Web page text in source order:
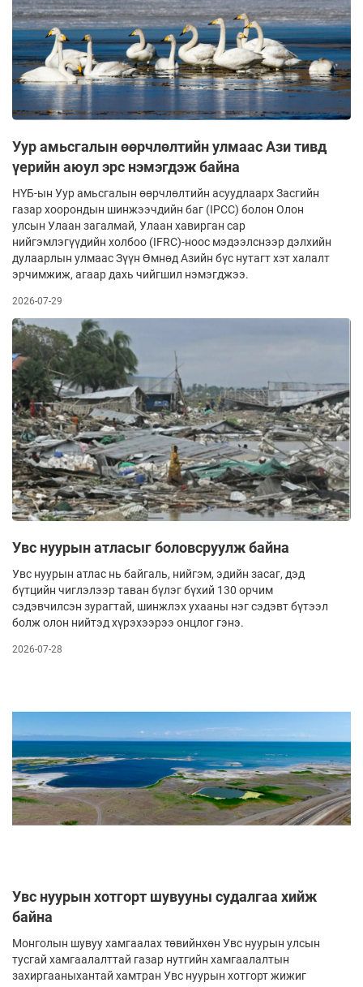
Уур амьсгалын өөрчлөлтийн улмаас Ази тивд
үерийн аюул эрс нэмэгдэж байна
НҮБ-ын Уур амьсгалын өөрчлөлтийн асуудлаарх Засгийн
газар хоорондын шинжээчдийн баг (IPCC) болон Олон
улсын Улаан загалмай, Улаан хавирган сар
нийгэмлэгүүдийн холбоо (IFRC)-ноос мэдээлснээр дэлхийн
дулаарлын улмаас Зүүн Өмнөд Азийн бүс нутагт хэт халалт
эрчимжиж, агаар дахь чийгшил нэмэгджээ.
2026-07-29
Увс нуурын атласыг боловсруулж байна
Увс нуурын атлас нь байгаль, нийгэм, эдийн засаг, дэд
бүтцийн чиглэлээр таван бүлэг бүхий 130 орчим
сэдэвчилсэн зурагтай, шинжлэх ухааны нэг сэдэвт бүтээл
болж олон нийтэд хүрэхээрээ онцлог гэнэ.
2026-07-28
Увс нуурын хотгорт шувууны судалгаа хийж
байна
Монголын шувуу хамгаалах төвийнхөн Увс нуурын улсын
тусгай хамгаалалттай газар нутгийн хамгаалалтын
захиргааныхантай хамтран Увс нуурын хотгорт жижиг